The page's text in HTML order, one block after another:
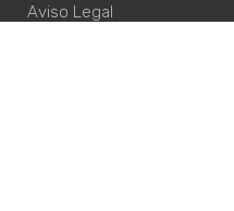
Aviso Legal